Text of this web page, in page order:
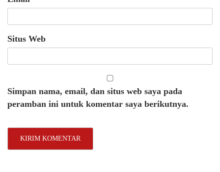
Situs Web
Simpan nama, email, dan situs web saya pada
peramban ini untuk komentar saya berikutnya.